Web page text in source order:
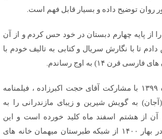
توضیح داده و بسیار قابل فهم است.
از پایه چهارم دبستان در خود حس کردم و از آن
تا با نگارش سریال و کتابی به تالیف خودم با
۱۴) به اوج رساندم.
بازیار تصریح کرد: از شهریورماه ۱۳۹۹ با مشارکت آقای حجت اکبرزاده ، فیلمنامه
به گویش شیرین و زیبای مازندرانی را به
آن از هشتم اسفند ماه کلید خورده است و این
سریال به کارگردانی بهنام بنام در بهار ۱۴۰۰ از شبکه طبرستان میهمان خانه‌ های